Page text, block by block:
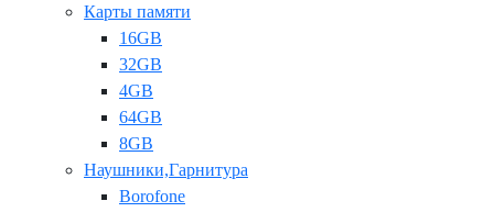
Карты памяти
16GB
32GB
4GB
64GB
8GB
Наушники,Гарнитура
Borofone